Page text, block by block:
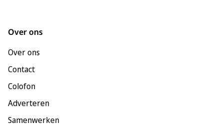
Over ons
Over ons
Contact
Colofon
Adverteren
Samenwerken